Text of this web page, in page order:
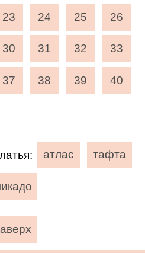
23 24 25 26
30 31 32 33
37 38 39 40
атлас тафта